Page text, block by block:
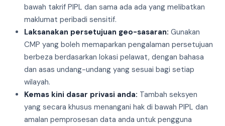
bawah takrif PIPL dan sama ada ada yang melibatkan
maklumat peribadi sensitif.
Laksanakan persetujuan geo-sasaran: Gunakan
CMP yang boleh memaparkan pengalaman persetujuan
berbeza berdasarkan lokasi pelawat, dengan bahasa
dan asas undang-undang yang sesuai bagi setiap
wilayah.
Kemas kini dasar privasi anda: Tambah seksyen
yang secara khusus menangani hak di bawah PIPL dan
amalan pemprosesan data anda untuk pengguna